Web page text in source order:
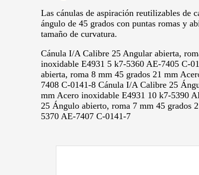
Las cánulas de aspiración reutilizables de
ángulo de 45 grados con puntas romas y
tamaño de curvatura.
Cánula I/A Calibre 25 Angular abierta,
inoxidable E4931 5 k7-5360 AE-7405 C-
abierta, roma 8 mm 45 grados 21 mm
7408 C-0141-8 Cánula I/A Calibre 25
mm Acero inoxidable E4931 10 k7-5390
25 Ángulo abierto, roma 7 mm 45 grados
5370 AE-7407 C-0141-7